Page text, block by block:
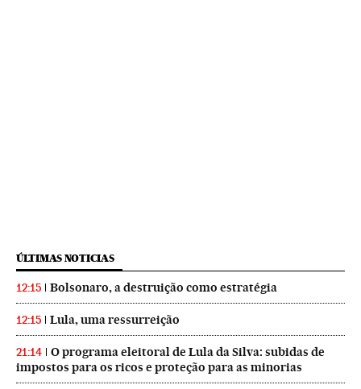
ÚLTIMAS NOTICIAS
12:15 Bolsonaro, a destruição como estratégia
12:15 Lula, uma ressurreição
21:14
O programa eleitoral de Lula da Silva: subidas de
impostos para os ricos e proteção para as minorias